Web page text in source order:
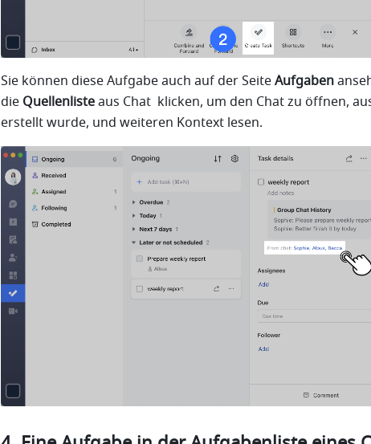
Sie können diese Aufgabe auch auf der Seite Aufgaben
die Quellenliste aus Chat klicken, um den Chat zu öffnen,
erstellt wurde, und weiteren Kontext lesen.